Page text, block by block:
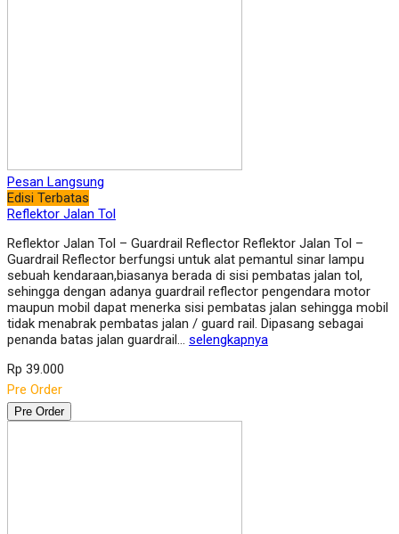
Pesan Langsung
Edisi Terbatas
Reflektor Jalan Tol
Reflektor Jalan Tol – Guardrail Reflector Reflektor Jalan Tol –
Guardrail Reflector berfungsi untuk alat pemantul sinar lampu
sebuah kendaraan,biasanya berada di sisi pembatas jalan tol,
sehingga dengan adanya guardrail reflector pengendara motor
maupun mobil dapat menerka sisi pembatas jalan sehingga mobil
tidak menabrak pembatas jalan / guard rail. Dipasang sebagai
penanda batas jalan guardrail… selengkapnya
Rp 39.000
Pre Order
Pre Order